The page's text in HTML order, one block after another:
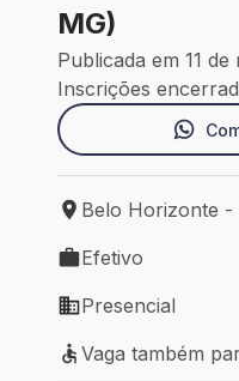
MG)
Publicada em 11
Inscrições
Local de trabalho:
Belo Horizonte -
Tipo de vaga: Efetivo
Efetivo
Modelo de trabalho:
Presencial
Vaga também para
Vaga também